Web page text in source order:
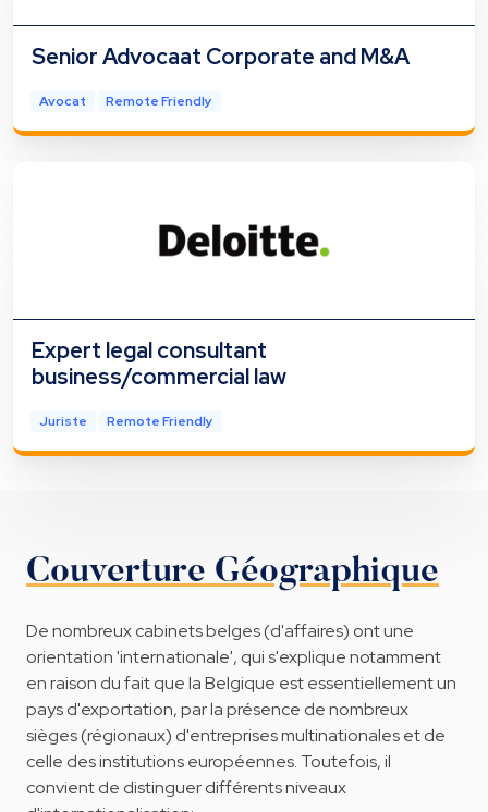
Senior Advocaat Corporate and M&A
Avocat Remote Friendly
Expert legal consultant
business/commercial law
Juriste Remote Friendly
Couverture Géographique
De nombreux cabinets belges (d'affaires) ont une
orientation 'internationale', qui s'explique notamment
en raison du fait que la Belgique est essentiellement un
pays d'exportation, par la présence de nombreux
sièges (régionaux) d'entreprises multinationales et de
celle des institutions européennes. Toutefois, il
convient de distinguer différents niveaux